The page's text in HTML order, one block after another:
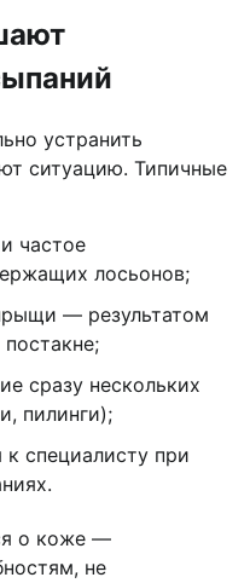
устранить
ситуацию. Типичные
частое
лосьонов;
— результатом
сразу нескольких
пилинги);
к специалисту при
о коже —
не